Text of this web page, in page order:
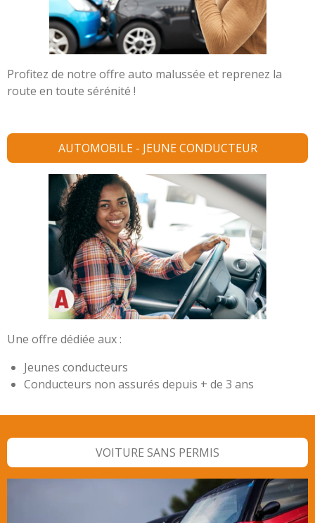
Profitez de notre offre auto malussée et reprenez la
route en toute sérénité !
AUTOMOBILE - JEUNE CONDUCTEUR
Une offre dédiée aux :
Jeunes conducteurs
Conducteurs non assurés depuis + de 3 ans
VOITURE SANS PERMIS